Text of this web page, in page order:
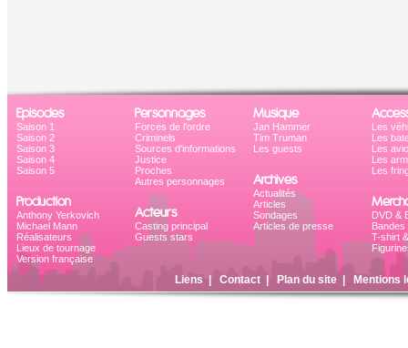
Episodes
Saison 1
Saison 2
Saison 3
Saison 4
Saison 5
Production
Anthony Yerkovich
Michael Mann
Réalisateurs
Lieux de tournage
Version française
Personnages
Forces de l'ordre
Criminels
Sources d'informations
Justice
Proches
Autres personnages
Acteurs
Casting principal
Guests stars
Musique
Jan Hammer
Tim Truman
Les guests
Archives
Actualités
Articles
Sondages
Articles de presse
Les
Les
Les
Les
Les
DVD &
Bandes
T-shirt
Liens Contact| Plan du site| Mentions